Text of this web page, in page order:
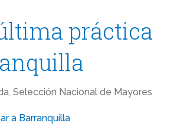
práctica
, Selección Nacional de Mayores